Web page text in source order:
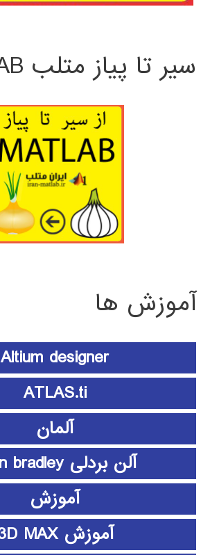
سیر تا پیاز متلب MATLAB
آموزش ها
Altium designer
ATLAS.ti
آلمان
آلن بردلی Allen bradley
آموزش
آموزش 3D MAX